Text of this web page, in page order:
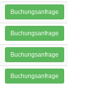
Buchungsanfrage
Buchungsanfrage
Buchungsanfrage
Buchungsanfrage